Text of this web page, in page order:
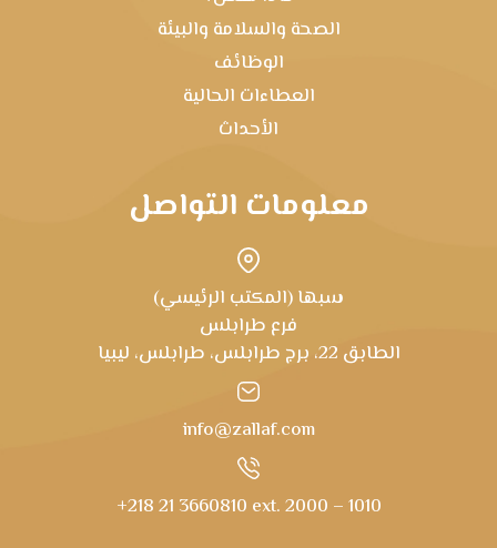
الصحة والسلامة والبيئة
الوظائف
العطاءات الحالية
الأحداث
معلومات التواصل
سبها (المكتب الرئيسي)
فرع طرابلس
الطابق 22، برج طرابلس، طرابلس، ليبيا
info@zallaf.com
+218 21 3660810 ext. 2000 – 1010